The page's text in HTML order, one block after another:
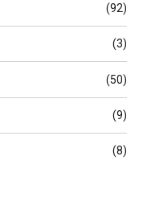
(92)
(3)
(50)
(9)
(8)